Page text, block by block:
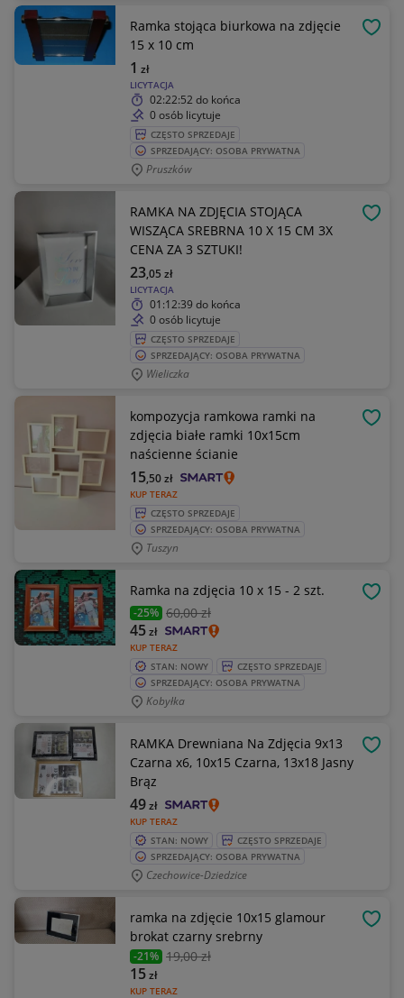
Ramka stojąca biurkowa na zdjęcie
15 x 10 cm
LICYTACJA
1 zł
02:22:52 do końca
0 osób licytuje
CZĘSTO SPRZEDAJE
SPRZEDAJĄCY: OSOBA PRYWATNA
Pruszków
RAMKA NA ZDJĘCIA STOJĄCA
WISZĄCA SREBRNA 10 X 15 CM 3X
CENA ZA 3 SZTUKI!
LICYTACJA
23,05 zł
01:12:39 do końca
0 osób licytuje
CZĘSTO SPRZEDAJE
SPRZEDAJĄCY: OSOBA PRYWATNA
Wieliczka
kompozycja ramkowa ramki na
zdjęcia białe ramki 10x15cm
naścienne ścianie
KUP TERAZ
15,50zł
CZĘSTO SPRZEDAJE
SPRZEDAJĄCY: OSOBA PRYWATNA
Tuszyn
Ramka na zdjęcia 10 x 15 - 2 szt.
-25% 60,00 zł
KUP TERAZ
45zł
STAN: NOWY
CZĘSTO SPRZEDAJE
SPRZEDAJĄCY: OSOBA PRYWATNA
Kobyłka
RAMKA Drewniana Na Zdjęcia 9x13
Czarna x6, 10x15 Czarna, 13x18 Jasny
Brąz
KUP TERAZ
49zł
STAN: NOWY
CZĘSTO SPRZEDAJE
SPRZEDAJĄCY: OSOBA PRYWATNA
Czechowice-Dziedzice
ramka na zdjęcie 10x15 glamour
brokat czarny srebrny
-21% 19,00 zł
KUP TERAZ
15zł